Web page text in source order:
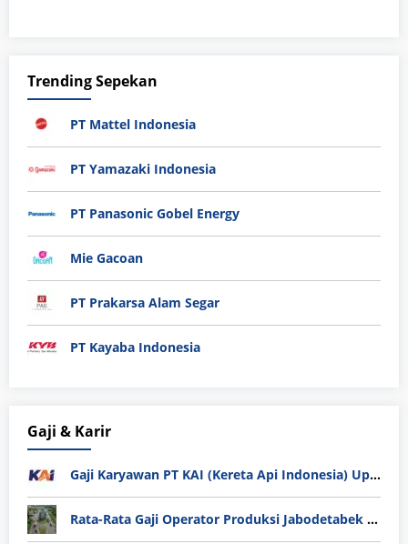
Trending Sepekan
PT Mattel Indonesia
PT Yamazaki Indonesia
PT Panasonic Gobel Energy
Mie Gacoan
PT Prakarsa Alam Segar
PT Kayaba Indonesia
Gaji & Karir
Gaji Karyawan PT KAI (Kereta Api Indonesia) Update 2025
Rata-Rata Gaji Operator Produksi Jabodetabek 2025: Bedah Tuntas UMK, Lemburan, dan Realita Hidup Buruh